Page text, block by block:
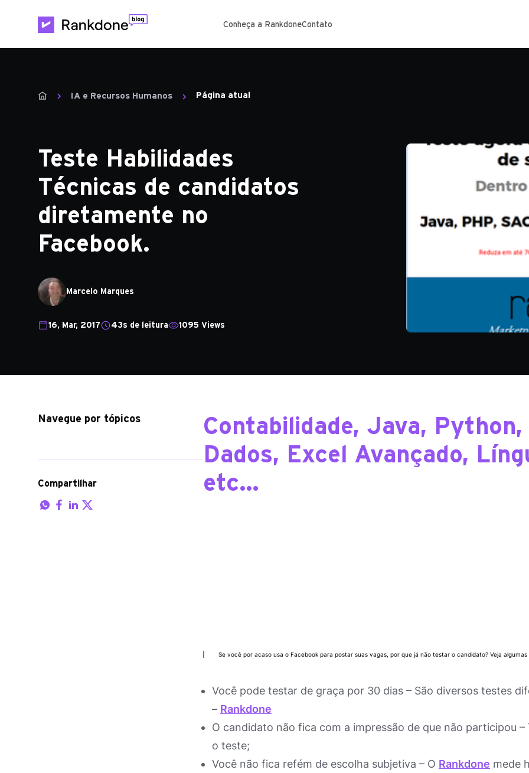
Conheça a RankdoneContato
IA e Recursos Humanos Página atual
Teste Habilidades
Técnicas de candidatos
diretamente no
Facebook.
Marcelo Marques
16, Mar, 2017 43s de leitura 1095 Views
Navegue por tópicos
Compartilhar
Contabilidade, Java,
Dados, Excel Avançado,
etc…
Se você por acaso usa o Facebook para postar suas vagas, por que já não testar o candidato? Veja algumas
Você pode testar de graça por 30 dias – São diversos testes
– Rankdone
O candidato não fica com a impressão de que não participou
o teste;
Você não fica refém de escolha subjetiva – O Rankdone mede